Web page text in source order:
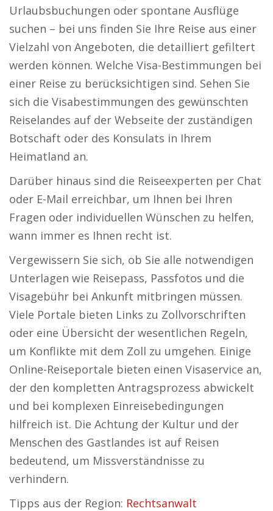
Urlaubsbuchungen oder spontane Ausflüge
suchen – bei uns finden Sie Ihre Reise aus einer
Vielzahl von Angeboten, die detailliert gefiltert
werden können. Welche Visa-Bestimmungen bei
einer Reise zu berücksichtigen sind. Sehen Sie
sich die Visabestimmungen des gewünschten
Reiselandes auf der Webseite der zuständigen
Botschaft oder des Konsulats in Ihrem
Heimatland an.
Darüber hinaus sind die Reiseexperten per Chat
oder E-Mail erreichbar, um Ihnen bei Ihren
Fragen oder individuellen Wünschen zu helfen,
wann immer es Ihnen recht ist.
Vergewissern Sie sich, ob Sie alle notwendigen
Unterlagen wie Reisepass, Passfotos und die
Visagebühr bei Ankunft mitbringen müssen.
Viele Portale bieten Links zu Zollvorschriften
oder eine Übersicht der wesentlichen Regeln,
um Konflikte mit dem Zoll zu umgehen. Einige
Online-Reiseportale bieten einen Visaservice an,
der den kompletten Antragsprozess abwickelt
und bei komplexen Einreisebedingungen
hilfreich ist. Die Achtung der Kultur und der
Menschen des Gastlandes ist auf Reisen
bedeutend, um Missverständnisse zu
verhindern.
Tipps aus der Region: Rechtsanwalt